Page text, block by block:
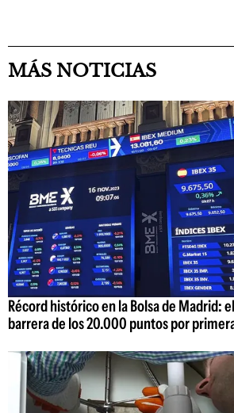
MÁS NOTICIAS
Récord histórico en la Bolsa de Madrid:
barrera de los 20.000 puntos por